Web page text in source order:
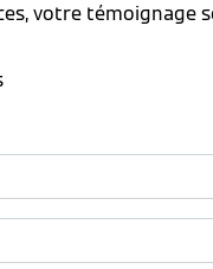
votre témoignage